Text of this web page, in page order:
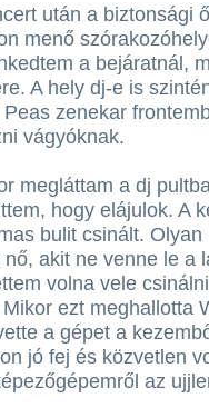
után a biztonsági
menő
a bejáratnál,
A hely dj-e is
Peas zenekar
vágyóknak.
megláttam a dj
hogy elájulok. A
bulit csinált.
nő, akit ne venne le a
volna vele
ezt meghallotta
a gépet a
jó fej és közvetlen
az